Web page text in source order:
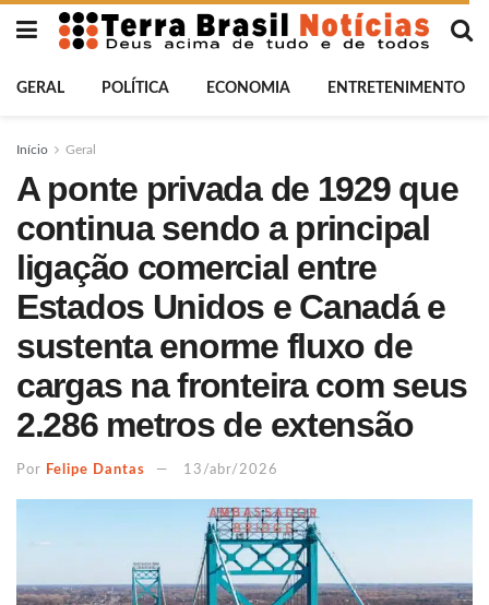
GERAL POLÍTICA ECONOMIA ENTRETENIMENTO
Início Geral
A ponte privada de 1929 que
continua sendo a principal
ligação comercial entre
Estados Unidos e Canadá e
sustenta enorme fluxo de
cargas na fronteira com seus
2.286 metros de extensão
Por Felipe Dantas 13/abr/2026